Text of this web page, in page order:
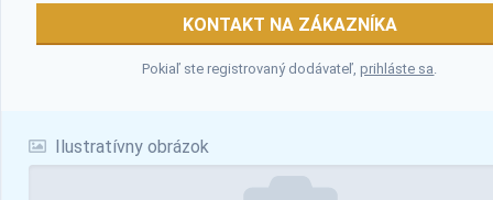
Ilustratívny obrázok
KONTAKT NA ZÁKAZNÍKA
Pokiaľ ste registrovaný dodávateľ,prihláste sa.